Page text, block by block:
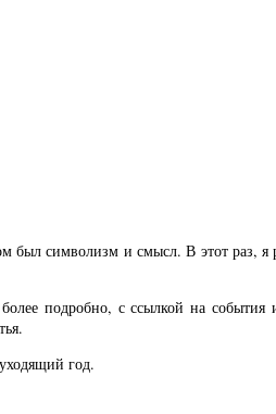
был символизм и смысл. В этот раз, я
подробно, с ссылкой на события
год.